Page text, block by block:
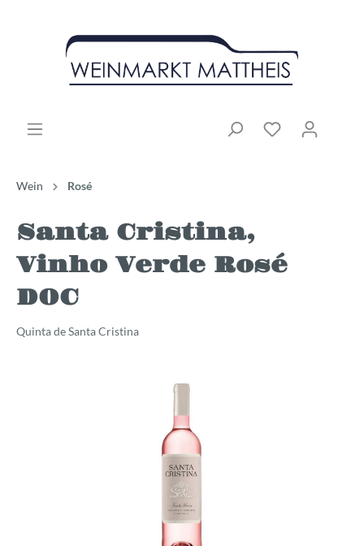
Wein Rosé
Santa Cristina,
Vinho Verde Rosé
DOC
Quinta de Santa Cristina